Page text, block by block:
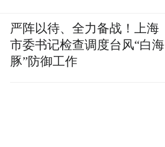
严阵以待、全力备战！上海
市委书记检查调度台风“白海
豚”防御工作